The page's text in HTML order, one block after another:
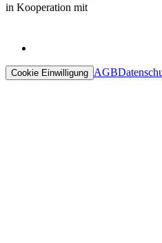
in Kooperation mit
Cookie Einwilligung AGB